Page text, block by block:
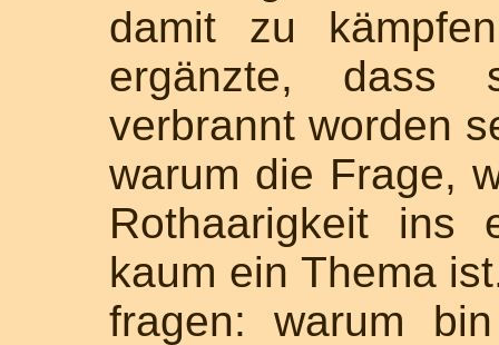
damit zu
ergänzte, dass
verbrannt worden
warum die Frage,
Rothaarigkeit ins
kaum ein Thema
fragen: warum